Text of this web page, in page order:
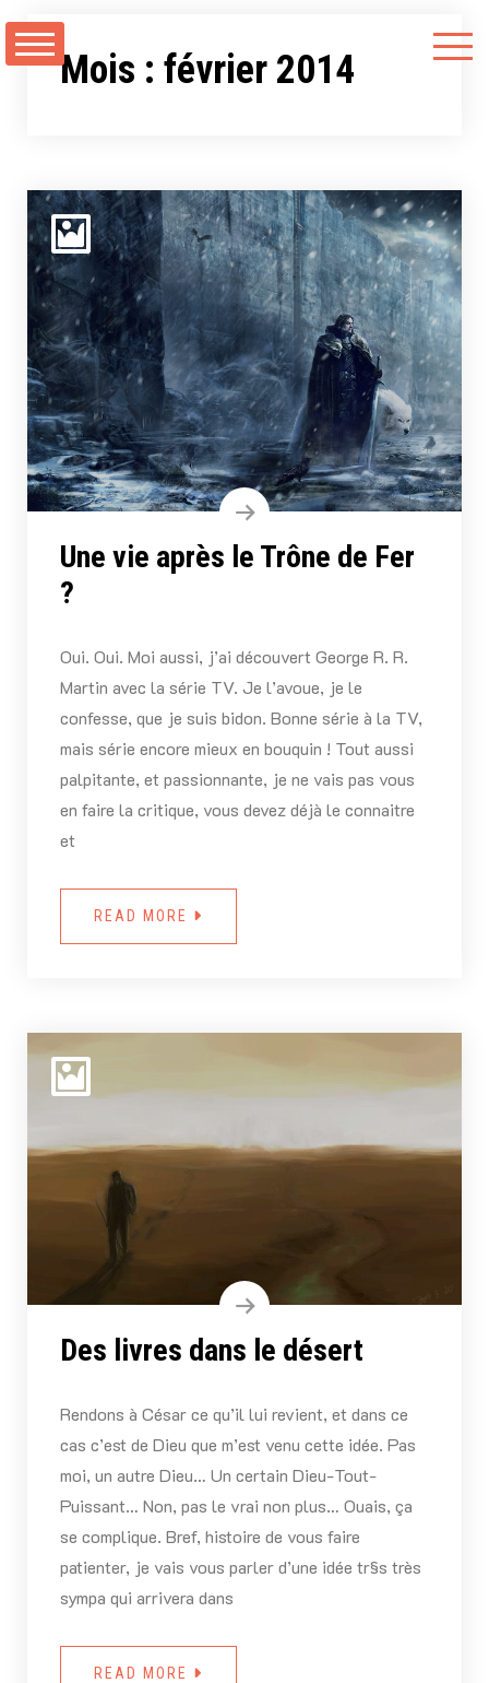
au
Mois : février 2014
Une vie après le Trône de Fer
?
Oui. Oui. Moi aussi, j’ai découvert George R. R.
Martin avec la série TV. Je l’avoue, je le
confesse, que je suis bidon. Bonne série à la TV,
mais série encore mieux en bouquin ! Tout aussi
palpitante, et passionnante, je ne vais pas vous
en faire la critique, vous devez déjà le connaitre
et
READ MORE
Des livres dans le désert
Rendons à César ce qu’il lui revient, et dans ce
cas c’est de Dieu que m’est venu cette idée. Pas
moi, un autre Dieu… Un certain Dieu-Tout-
Puissant… Non, pas le vrai non plus… Ouais, ça
se complique. Bref, histoire de vous faire
patienter, je vais vous parler d’une idée tr§s très
sympa qui arrivera dans
READ MORE